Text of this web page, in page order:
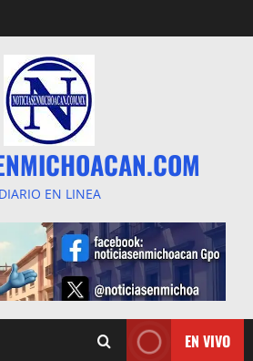
DIARIO EN LINEA
EN VIVO